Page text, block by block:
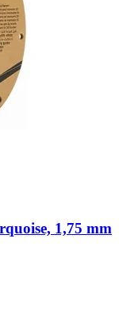
1,75 mm